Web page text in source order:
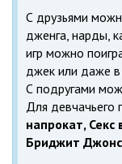
С друзьями
дженга, нарды,
игр можно
джек или даже в
С подругами
Для девчачьего
напрокат,
Бриджит